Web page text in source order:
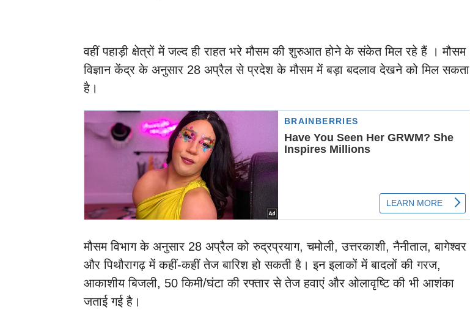
वहीं पहाड़ी क्षेत्रों में जल्द ही राहत भरे मौसम की शुरुआत होने के संकेत मिल रहे हैं । मौसम
विज्ञान केंद्र के अनुसार 28 अप्रैल से प्रदेश के मौसम में बड़ा बदलाव देखने को मिल सकता
है।
मौसम विभाग के अनुसार 28 अप्रैल को रुद्रप्रयाग, चमोली, उत्तरकाशी, नैनीताल, बागेश्वर
और पिथौरागढ़ में कहीं-कहीं तेज बारिश हो सकती है। इन इलाकों में बादलों की गरज,
आकाशीय बिजली, 50 किमी/घंटा की रफ्तार से तेज हवाएं और ओलावृष्टि की भी आशंका
जताई गई है।